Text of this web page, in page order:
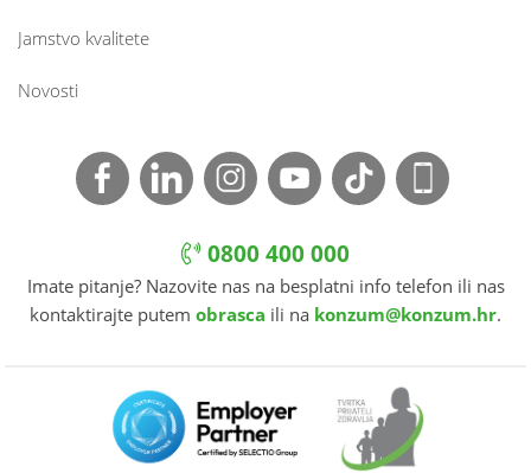
Jamstvo kvalitete
Novosti
0800 400 000
Imate pitanje? Nazovite nas na besplatni info telefon ili nas
kontaktirajte putem obrasca ili na konzum@konzum.hr.